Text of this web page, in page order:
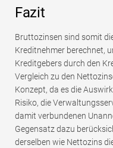
Fazit
Bruttozinsen sind somit
Kreditnehmer berechnet,
Kreditgebers durch den
Vergleich zu den
Konzept, da es die
Risiko, die
damit verbundenen
Gegensatz dazu
derselben wie Nettozins